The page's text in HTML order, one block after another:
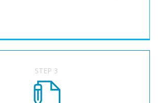
STEP 3